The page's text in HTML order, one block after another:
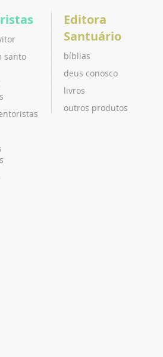
santo
Editora
Santuário
bíblias
deus conosco
livros
outros produtos